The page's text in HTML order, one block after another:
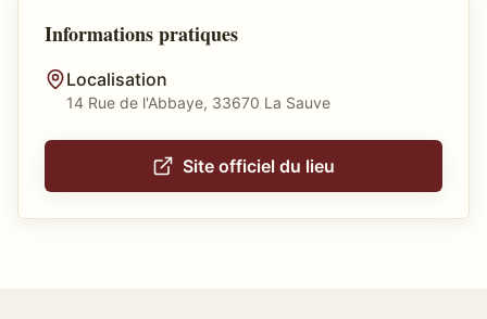
Informations pratiques
Localisation
14 Rue de l'Abbaye, 33670 La Sauve
Site officiel du lieu